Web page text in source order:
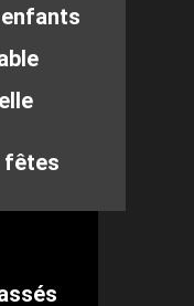
fêtes